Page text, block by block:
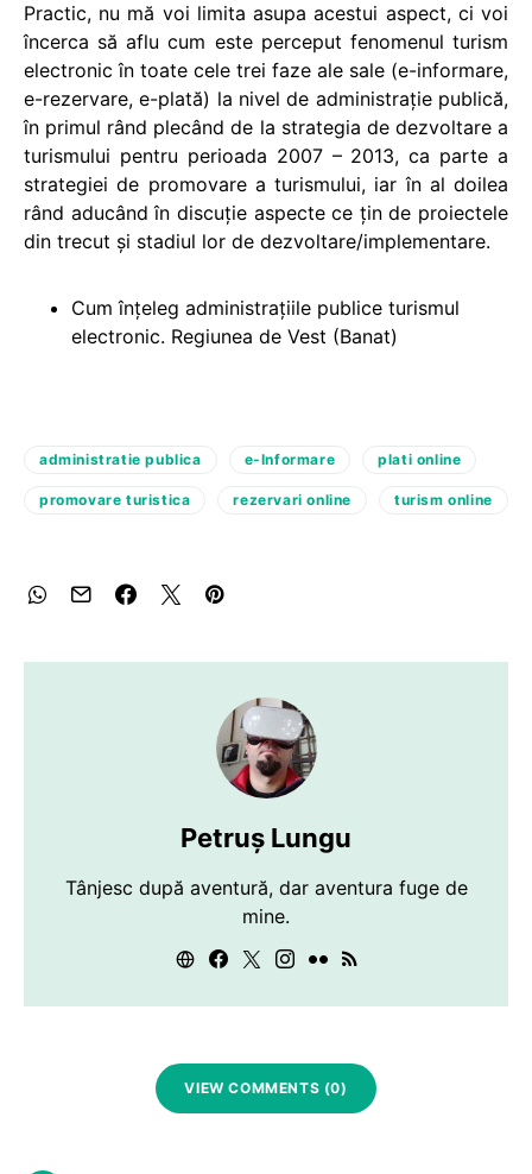
Practic, nu mă voi limita asupa acestui aspect, ci voi
încerca să aflu cum este perceput fenomenul turism
electronic în toate cele trei faze ale sale (e-informare,
e-rezervare, e-plată) la nivel de administraţie publică,
în primul rând plecând de la strategia de dezvoltare a
turismului pentru perioada 2007 – 2013, ca parte a
strategiei de promovare a turismului, iar în al doilea
rând aducând în discuţie aspecte ce ţin de proiectele
din trecut şi stadiul lor de dezvoltare/implementare.
Cum înţeleg administraţiile publice turismul
electronic. Regiunea de Vest (Banat)
administratie publica e-Informare plati online
promovare turistica rezervari online turism online
Petruș Lungu
Tânjesc după aventură, dar aventura fuge de
mine.
VIEW COMMENTS (0)